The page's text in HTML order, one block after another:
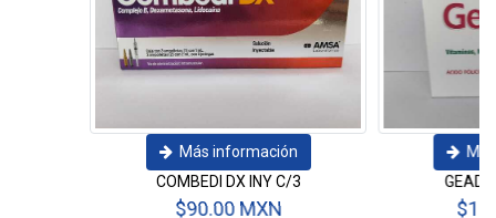
COMBEDI DX INY C/3
Más información
GEADITE CAPS C/30